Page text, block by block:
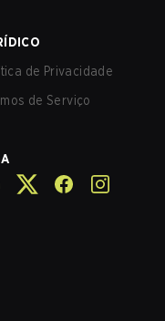
de Privacidade
de Serviço